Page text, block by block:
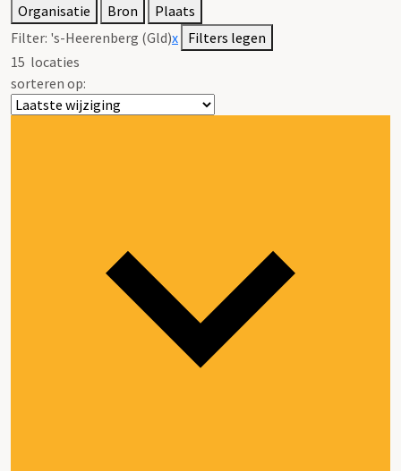
Organisatie
Bron
Plaats
Filter: 's-Heerenberg (Gld)x Filters legen
15 locaties
sorteren op: